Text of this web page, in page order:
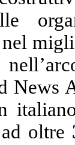
News
oltre